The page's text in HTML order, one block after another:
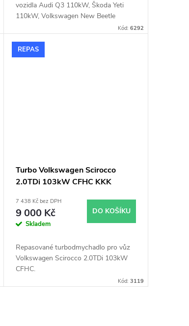
vozidla Audi Q3 110kW, Škoda Yeti
110kW, Volkswagen New Beetle
81kW, 110kW, Caddy 55kW, 75kW,
110kW, Jetta 81kW, 110kW, Scirocco
110kW, Sharan 110kW, Tiguan 110kW
Kód: 6292
REPAS
Turbo Volkswagen Scirocco
2.0TDi 103kW CFHC KKK
54409700002 54409700021
7 438 Kč bez DPH
9 000 Kč
Skladem
DO KOŠÍKU
Repasované turbodmychadlo pro vůz
Volkswagen Scirocco 2.0TDi 103kW
CFHC.
Kód: 3119